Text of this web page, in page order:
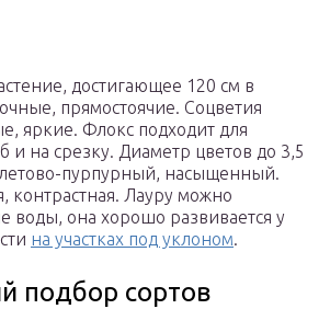
достигающее 120 см в
прямостоячие. Соцветия
яркие. Флокс подходит для
и на срезку. Диаметр цветов до 3,5
пурпурный, насыщенный.
контрастная. Лауру можно
воды, она хорошо развивается у
на участках под уклоном.
подбор сортов